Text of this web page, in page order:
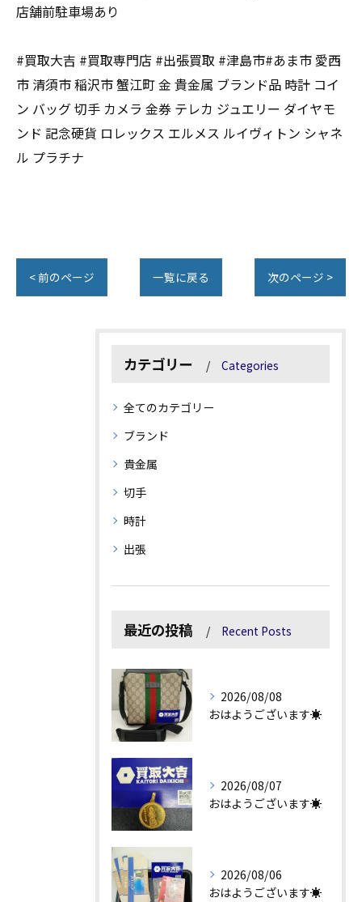
店舗前駐車場あり
#買取大吉 #買取専門店 #出張買取 #津島市#あま市 愛西
市 清須市 稲沢市 蟹江町 金 貴金属 ブランド品 時計 コイ
ン バッグ 切手 カメラ 金券 テレカ ジュエリー ダイヤモ
ンド 記念硬貨 ロレックス エルメス ルイヴィトン シャネ
ル プラチナ
< 前のページ 一覧に戻る 次のページ >
カテゴリー Categories
全てのカテゴリー
ブランド
貴金属
切手
時計
出張
最近の投稿 Recent Posts
2026/08/08
おはようございます☀
2026/08/07
おはようございます☀
2026/08/06
おはようございます☀